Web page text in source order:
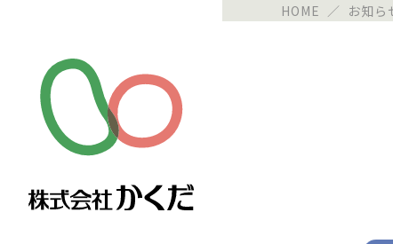
HOME ／ お知ら